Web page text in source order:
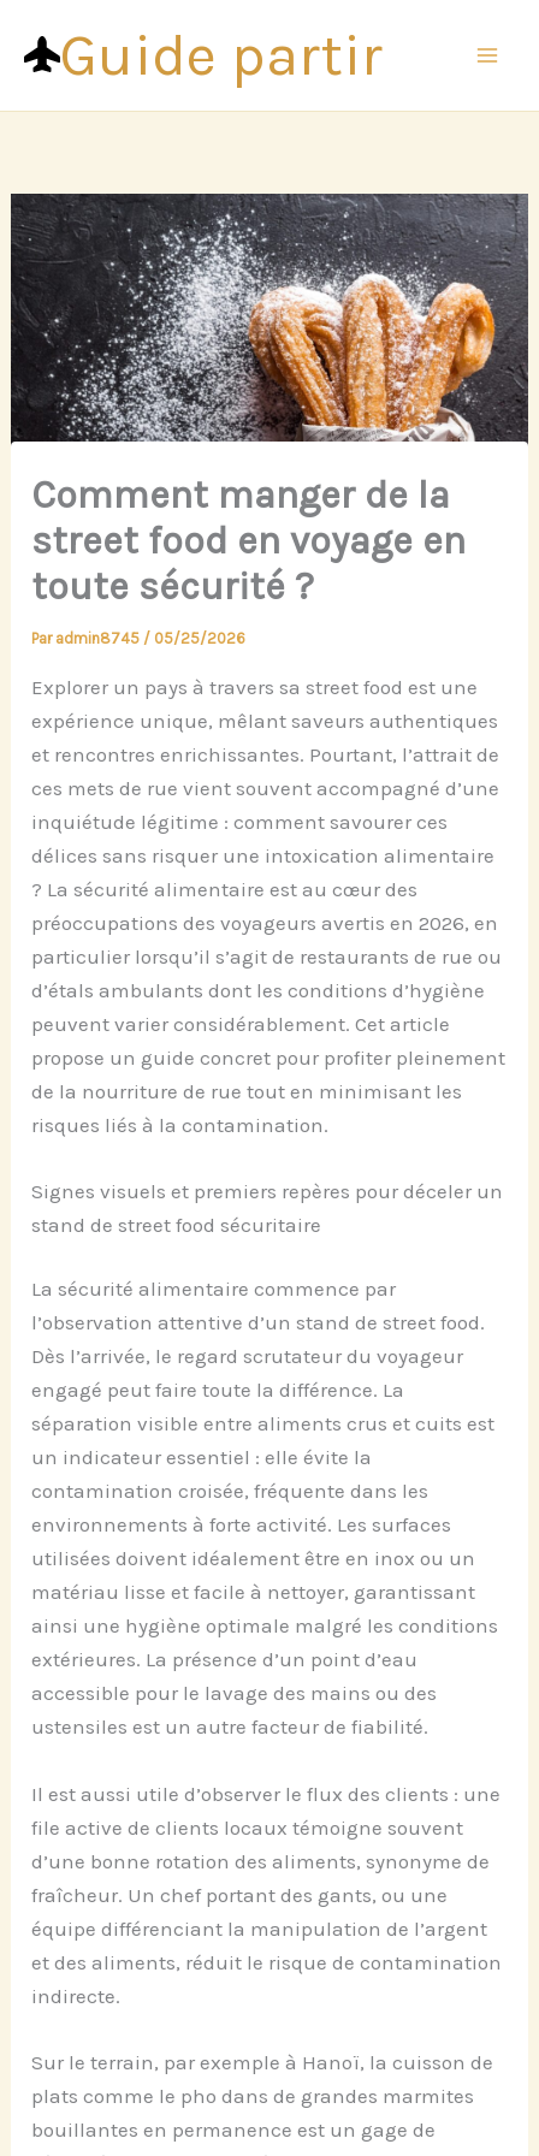
contenuGuide partir
Comment manger de la
street food en voyage en
toute sécurité ?
Par admin8745 / 05/25/2026
Explorer un pays à travers sa street food est une
expérience unique, mêlant saveurs authentiques
et rencontres enrichissantes. Pourtant, l’attrait de
ces mets de rue vient souvent accompagné d’une
inquiétude légitime : comment savourer ces
délices sans risquer une intoxication alimentaire
? La sécurité alimentaire est au cœur des
préoccupations des voyageurs avertis en 2026, en
particulier lorsqu’il s’agit de restaurants de rue ou
d’étals ambulants dont les conditions d’hygiène
peuvent varier considérablement. Cet article
propose un guide concret pour profiter pleinement
de la nourriture de rue tout en minimisant les
risques liés à la contamination.
Signes visuels et premiers repères pour déceler un
stand de street food sécuritaire
La sécurité alimentaire commence par
l’observation attentive d’un stand de street food.
Dès l’arrivée, le regard scrutateur du voyageur
engagé peut faire toute la différence. La
séparation visible entre aliments crus et cuits est
un indicateur essentiel : elle évite la
contamination croisée, fréquente dans les
environnements à forte activité. Les surfaces
utilisées doivent idéalement être en inox ou un
matériau lisse et facile à nettoyer, garantissant
ainsi une hygiène optimale malgré les conditions
extérieures. La présence d’un point d’eau
accessible pour le lavage des mains ou des
ustensiles est un autre facteur de fiabilité.
Il est aussi utile d’observer le flux des clients : une
file active de clients locaux témoigne souvent
d’une bonne rotation des aliments, synonyme de
fraîcheur. Un chef portant des gants, ou une
équipe différenciant la manipulation de l’argent
et des aliments, réduit le risque de contamination
indirecte.
Sur le terrain, par exemple à Hanoï, la cuisson de
plats comme le pho dans de grandes marmites
bouillantes en permanence est un gage de